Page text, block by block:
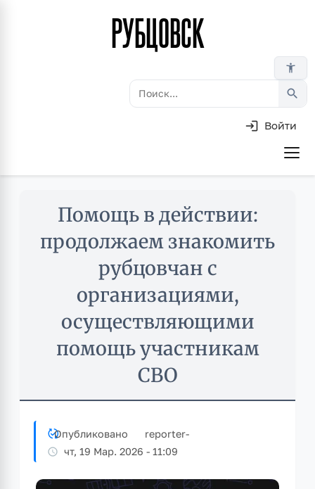
content
РУБЦОВСК
accessibility_new
search
Войти
Помощь в действии:
продолжаем знакомить
рубцовчан с
организациями,
осуществляющими
помощь участникам
СВО
Опубликовано reporter-
чт, 19 Мар. 2026 - 11:09